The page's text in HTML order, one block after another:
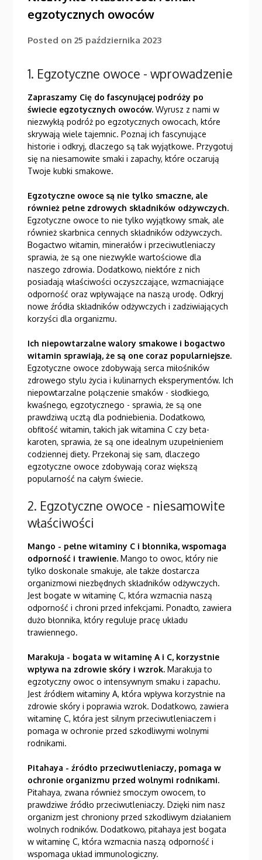
egzotycznych owoców
Posted on25 października 2023
1. Egzotyczne owoce - wprowadzenie
Zapraszamy Cię do fascynującej podróży po
świecie egzotycznych owoców. Wyrusz z nami w
niezwykłą podróż po egzotycznych owocach, które
skrywają wiele tajemnic. Poznaj ich fascynujące
historie i odkryj, dlaczego są tak wyjątkowe. Przygotuj
się na niesamowite smaki i zapachy, które oczarują
Twoje kubki smakowe.
Egzotyczne owoce są nie tylko smaczne, ale
również pełne zdrowych składników odżywczych.
Egzotyczne owoce to nie tylko wyjątkowy smak, ale
również skarbnica cennych składników odżywczych.
Bogactwo witamin, minerałów i przeciwutleniaczy
sprawia, że są one niezwykle wartościowe dla
naszego zdrowia. Dodatkowo, niektóre z nich
posiadają właściwości oczyszczające, wzmacniające
odporność oraz wpływające na naszą urodę. Odkryj
nowe źródła składników odżywczych i zadziwiających
korzyści dla organizmu.
Ich niepowtarzalne walory smakowe i bogactwo
witamin sprawiają, że są one coraz popularniejsze.
Egzotyczne owoce zdobywają serca miłośników
zdrowego stylu życia i kulinarnych eksperymentów. Ich
niepowtarzalne połączenie smaków - słodkiego,
kwaśnego, egzotycznego - sprawia, że są one
prawdziwą ucztą dla podniebienia. Dodatkowo,
obfitość witamin, takich jak witamina C czy beta-
karoten, sprawia, że są one idealnym uzupełnieniem
codziennej diety. Przekonaj się sam, dlaczego
egzotyczne owoce zdobywają coraz większą
popularność na całym świecie.
2. Egzotyczne owoce - niesamowite
właściwości
Mango - pełne witaminy C i błonnika, wspomaga
odporność i trawienie. Mango to owoc, który nie
tylko doskonale smakuje, ale także dostarcza
organizmowi niezbędnych składników odżywczych.
Jest bogate w witaminę C, która wzmacnia naszą
odporność i chroni przed infekcjami. Ponadto, zawiera
dużo błonnika, który reguluje pracę układu
trawiennego.
Marakuja - bogata w witaminę A i C, korzystnie
wpływa na zdrowie skóry i wzrok. Marakuja to
egzotyczny owoc o intensywnym smaku i zapachu.
Jest źródłem witaminy A, która wpływa korzystnie na
zdrowie skóry i poprawia wzrok. Dodatkowo, zawiera
witaminę C, która jest silnym przeciwutleniaczem i
pomaga w ochronie przed szkodliwymi wolnymi
rodnikami.
Pitahaya - źródło przeciwutleniaczy, pomaga w
ochronie organizmu przed wolnymi rodnikami.
Pitahaya, zwana również smoczym owocem, to
prawdziwe źródło przeciwutleniaczy. Dzięki nim nasz
organizm jest chroniony przed szkodliwym działaniem
wolnych rodników. Dodatkowo, pitahaya jest bogata
w witaminę C, która wzmacnia naszą odporność i
wspomaga układ immunologiczny.